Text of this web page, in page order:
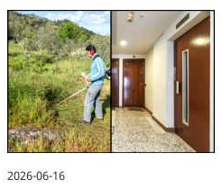
2026-06-16